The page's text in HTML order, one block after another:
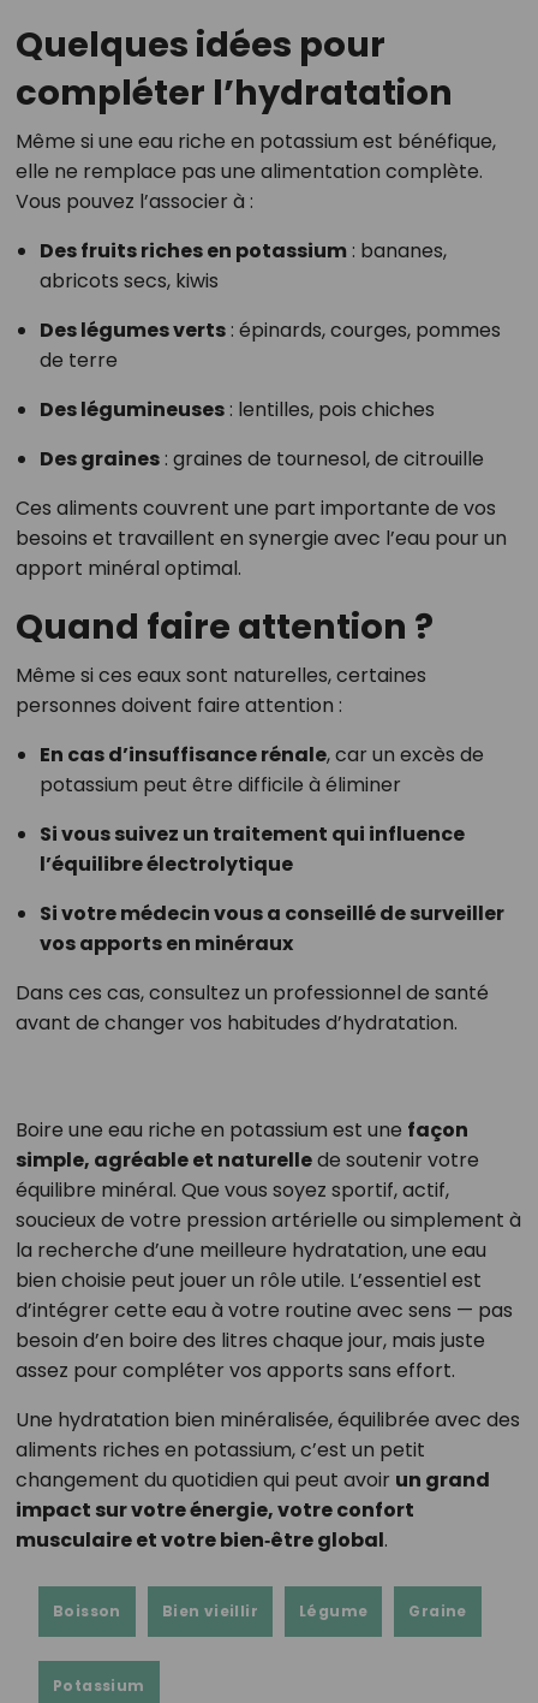
Quelques idées pour
compléter l’hydratation
Même si une eau riche en potassium est bénéfique,
elle ne remplace pas une alimentation complète.
Vous pouvez l’associer à :
Des fruits riches en potassium: bananes,
abricots secs, kiwis
Des légumes verts: épinards, courges, pommes
de terre
Des légumineuses: lentilles, pois chiches
Des graines: graines de tournesol, de citrouille
Ces aliments couvrent une part importante de vos
besoins et travaillent en synergie avec l’eau pour un
apport minéral optimal.
Quand faire attention ?
Même si ces eaux sont naturelles, certaines
personnes doivent faire attention :
En cas d’insuffisance rénale, car un excès de
potassium peut être difficile à éliminer
Si vous suivez un traitement qui influence
l’équilibre électrolytique
Si votre médecin vous a conseillé de surveiller
vos apports en minéraux
Dans ces cas, consultez un professionnel de santé
avant de changer vos habitudes d’hydratation.
Boire une eau riche en potassium est une façon
simple, agréable et naturellede soutenir votre
équilibre minéral. Que vous soyez sportif, actif,
soucieux de votre pression artérielle ou simplement à
la recherche d’une meilleure hydratation, une eau
bien choisie peut jouer un rôle utile. L’essentiel est
d’intégrer cette eau à votre routine avec sens — pas
besoin d’en boire des litres chaque jour, mais juste
assez pour compléter vos apports sans effort.
Une hydratation bien minéralisée, équilibrée avec des
aliments riches en potassium, c’est un petit
changement du quotidien qui peut avoir un grand
impact sur votre énergie, votre confort
musculaire et votre bien‑être global.
Boisson Bien vieillir Légume Graine
Potassium